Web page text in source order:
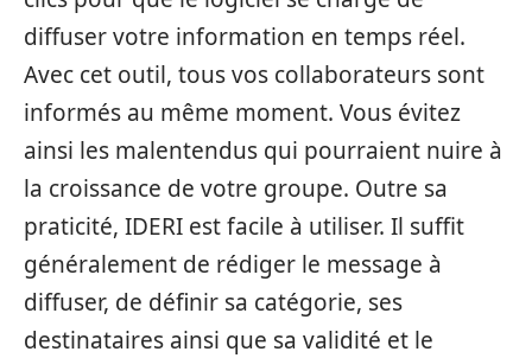
diffuser votre information en temps réel.
Avec cet outil, tous vos collaborateurs sont
informés au même moment. Vous évitez
ainsi les malentendus qui pourraient nuire à
la croissance de votre groupe. Outre sa
praticité, IDERI est facile à utiliser. Il suffit
généralement de rédiger le message à
diffuser, de définir sa catégorie, ses
destinataires ainsi que sa validité et le